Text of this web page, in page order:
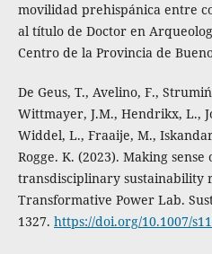
movilidad prehispánica entre
al título de Doctor en
Centro de la Provincia de
De Geus, T., Avelino, F.,
Wittmayer, J.M., Hendrikx, L.,
Widdel, L., Fraaije, M.,
Rogge. K. (2023). Making
transdisciplinary sustainability
Transformative Power Lab.
1327. https://doi.org/10.1007/